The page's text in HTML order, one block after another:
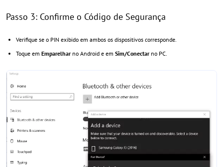
Passo 3: Confirme o Código de Segurança
Verifique se o PIN exibido em ambos os dispositivos corresponde.
Toque em Emparelharno Android e em Sim/Conectarno PC.